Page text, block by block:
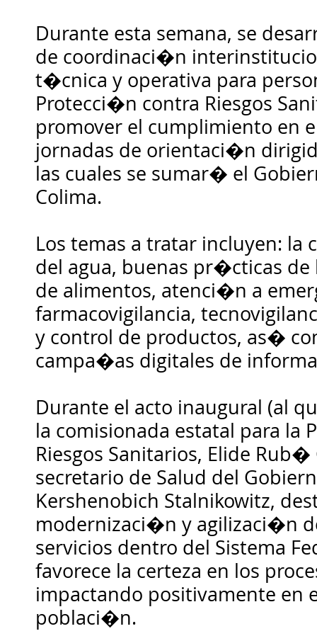
Durante esta semana, se
de coordinaci�n
t�cnica y operativa para
Protecci�n contra Riesgos
promover el cumplimiento en
jornadas de orientaci�n
las cuales se sumar� el
Colima.
Los temas a tratar incluyen: la
del agua, buenas pr�cticas de
de alimentos, atenci�n a
farmacovigilancia,
y control de productos, as�
campa�as digitales de
Durante el acto inaugural (al
la comisionada estatal para la
Riesgos Sanitarios, Elide Rub�
secretario de Salud del
Kershenobich Stalnikowitz,
modernizaci�n y agilizaci�n
servicios dentro del Sistema
favorece la certeza en los
impactando positivamente en
poblaci�n.